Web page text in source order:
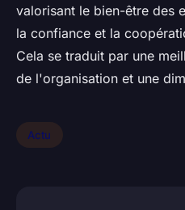
valorisant le bien-être des
la confiance et la
Cela se traduit par une
de l'organisation et une
Actu